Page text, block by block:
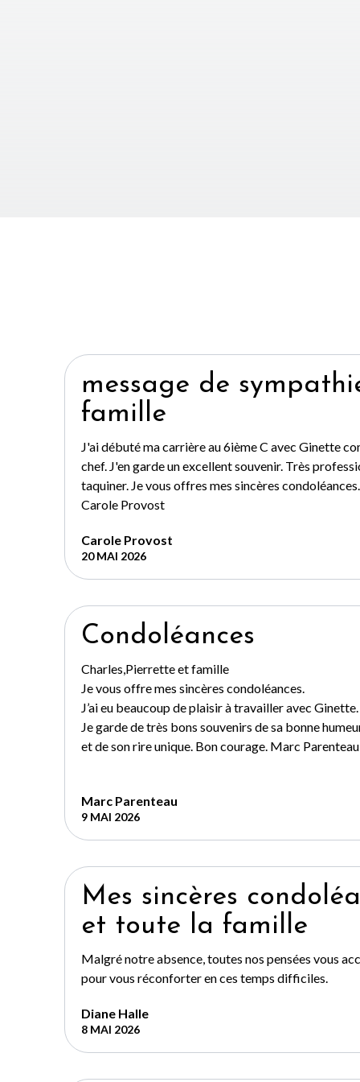
message de
famille
J'ai débuté ma carrière au 6ième C avec Ginette
chef. J'en garde un excellent souvenir. Très
taquiner. Je vous offres mes sincères condoléances.
Carole Provost
Carole Provost
20 MAI 2026
Condoléances
Charles,Pierrette et famille
Je vous offre mes sincères condoléances.
J’ai eu beaucoup de plaisir à travailler avec Ginette.
Je garde de très bons souvenirs de sa bonne
et de son rire unique. Bon courage. Marc Parenteau
Marc Parenteau
9 MAI 2026
Mes sincères
et toute la famille
Malgré notre absence, toutes nos pensées vous
pour vous réconforter en ces temps difficiles.
Diane Halle
8 MAI 2026